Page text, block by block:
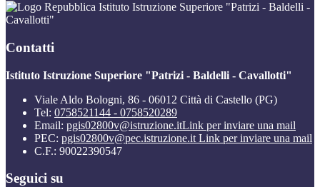
Istituto Istruzione Superiore "Patrizi - Baldelli -
Cavallotti"
Contatti
Istituto Istruzione Superiore "Patrizi - Baldelli - Cavallotti"
Viale Aldo Bologni, 86 - 06012 Città di Castello (PG)
Tel: 0758521144 - 0758520289
Email: pgis02800v@istruzione.itLink per inviare una mail
PEC: pgis02800v@pec.istruzione.it Link per inviare una mail
C.F.: 90022390547
Seguici su